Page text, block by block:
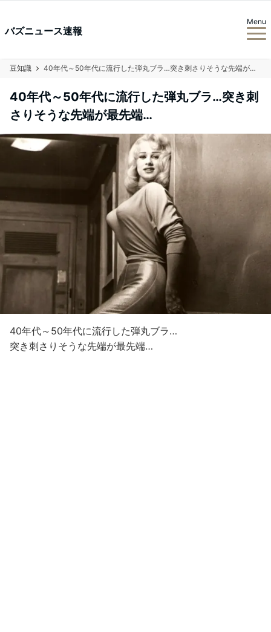
バズニュース速報
Menu
豆知識 40年代～50年代に流行した弾丸ブラ…突き刺さりそうな先端が最先端…
40年代～50年代に流行した弾丸ブラ…突き刺
さりそうな先端が最先端…
40年代～50年代に流行した弾丸ブラ…
突き刺さりそうな先端が最先端…